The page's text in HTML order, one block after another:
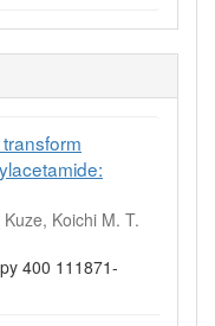
Koichi M. T.
400 111871-